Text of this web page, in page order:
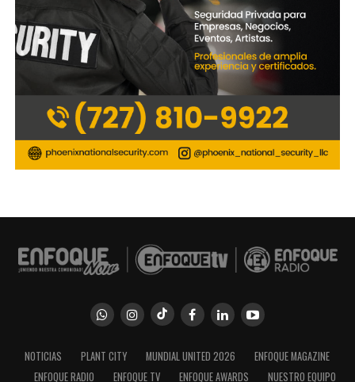
NOTICIAS PLANT CITY MUNDIAL UNITED 2026
ENFOQUE MAGAZINE
ENFOQUE RADIO
ENFOQUE TV ENFOQUE AWARDS NUESTRO EQUIPO